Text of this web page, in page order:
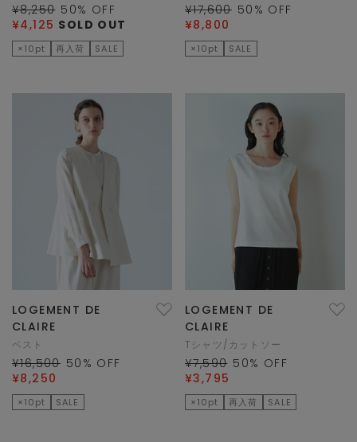
¥8,250 50% OFF
¥4,125 SOLD OUT
×10pt 再入荷 SALE
¥17,600 50 % OFF
¥8,800
×10pt SALE
LOGEMENT DE
CLAIRE
ベスト
¥16,500 50 % OFF
¥8,250
×10pt SALE
LOGEMENT DE
CLAIRE
Tシャツ/カットソー
¥7,590 50% OFF
¥3,795
×10pt 再入荷 SALE